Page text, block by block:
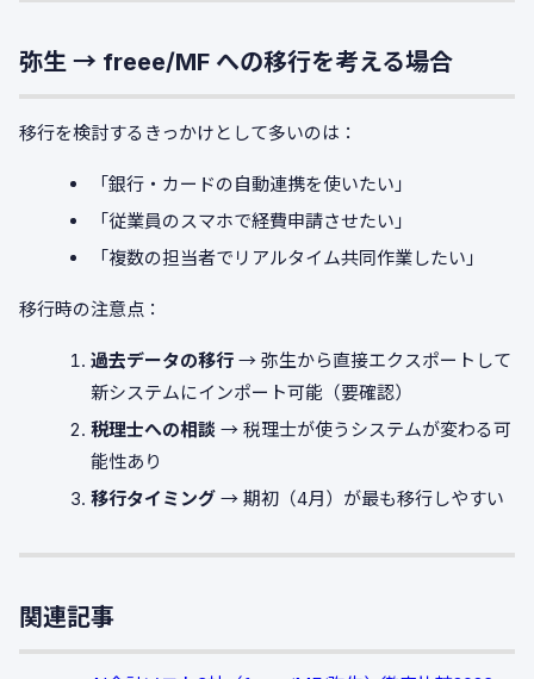
弥生 → freee/MF への移行を考える場合
移行を検討するきっかけとして多いのは：
「銀行・カードの自動連携を使いたい」
「従業員のスマホで経費申請させたい」
「複数の担当者でリアルタイム共同作業したい」
移行時の注意点：
過去データの移行 → 弥生から直接エクスポートして
新システムにインポート可能（要確認）
税理士への相談 → 税理士が使うシステムが変わる可
能性あり
移行タイミング → 期初（4月）が最も移行しやすい
関連記事